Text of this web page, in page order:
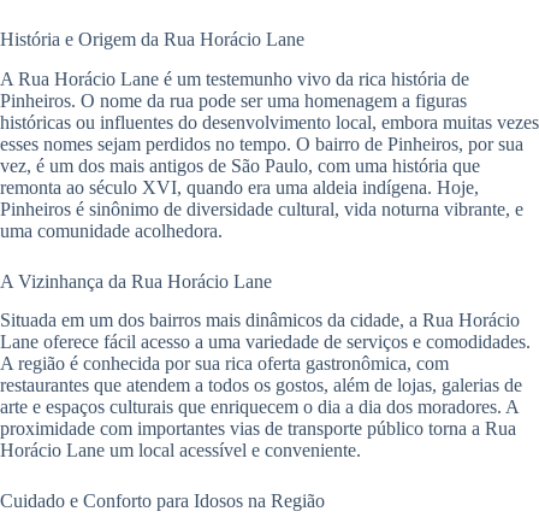
História e Origem da Rua Horácio Lane
A Rua Horácio Lane é um testemunho vivo da rica história de
Pinheiros. O nome da rua pode ser uma homenagem a figuras
históricas ou influentes do desenvolvimento local, embora muitas vezes
esses nomes sejam perdidos no tempo. O bairro de Pinheiros, por sua
vez, é um dos mais antigos de São Paulo, com uma história que
remonta ao século XVI, quando era uma aldeia indígena. Hoje,
Pinheiros é sinônimo de diversidade cultural, vida noturna vibrante, e
uma comunidade acolhedora.
A Vizinhança da Rua Horácio Lane
Situada em um dos bairros mais dinâmicos da cidade, a Rua Horácio
Lane oferece fácil acesso a uma variedade de serviços e comodidades.
A região é conhecida por sua rica oferta gastronômica, com
restaurantes que atendem a todos os gostos, além de lojas, galerias de
arte e espaços culturais que enriquecem o dia a dia dos moradores. A
proximidade com importantes vias de transporte público torna a Rua
Horácio Lane um local acessível e conveniente.
Cuidado e Conforto para Idosos na Região